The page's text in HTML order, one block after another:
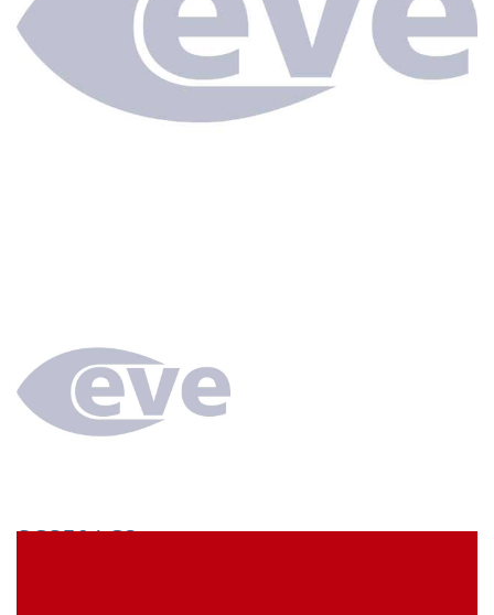
SCS59AC3